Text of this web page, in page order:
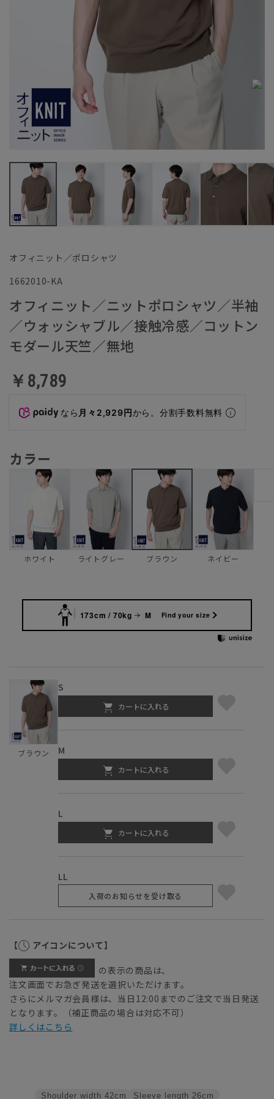
オフィニット／ポロシャツ
1662010-KA
オフィニット／ニットポロシャツ／半袖
／ウォッシャブル／接触冷感／コットン
モダール天竺／無地
￥8,789
なら 月々2,929円から。分割手数料無料
カラー
ホワイト ライトグレー ブラウン ネイビー
173cm / 70kg M Find your size
ブラウン
S
カートに入れる
M
カートに入れる
L
カートに入れる
LL
入荷のお知らせを受け取る
【 アイコンについて】
の表示の商品は、
注文画面でお急ぎ発送を選択いただけます。
さらにメルマガ会員様は、当日12:00までのご注文で当日発送
となります。（補正商品の場合は対応不可）
詳しくはこちら
Sleeve length 26cm
Shoulder width 42cm